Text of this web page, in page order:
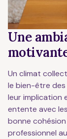
Une
Un climat
le bien-être
leur implication
entente avec
bonne
professionnel